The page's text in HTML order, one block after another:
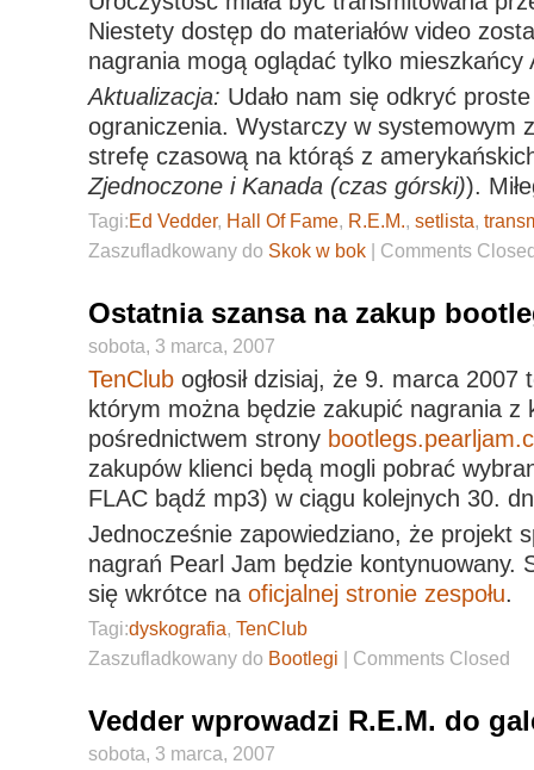
Niestety dostęp do materiałów video
nagrania mogą oglądać tylko mieszkańcy
Aktualizacja: Udało nam się odkryć
ograniczenia. Wystarczy w systemowym
strefę czasową na którąś z
Zjednoczone i Kanada (czas górski)).
Tagi:Ed Vedder, Hall Of Fame, R.E.M., setlista,
Zaszufladkowany do Skok w bok| Comments
Ostatnia szansa na zakup
sobota, 3 marca, 2007
TenClubogłosił dzisiaj, że 9. marca 2007
którym można będzie zakupić nagrania z
pośrednictwem strony
zakupów klienci będą mogli pobrać
FLAC bądź mp3) w ciągu kolejnych 30.
Jednocześnie zapowiedziano, że projekt
nagrań Pearl Jam będzie kontynuowany.
się wkrótce na oficjalnej stronie zespołu
Tagi:dyskografia, TenClub
Zaszufladkowany do Bootlegi Comments Closed
Vedder wprowadzi R.E.M. do
sobota, 3 marca, 2007